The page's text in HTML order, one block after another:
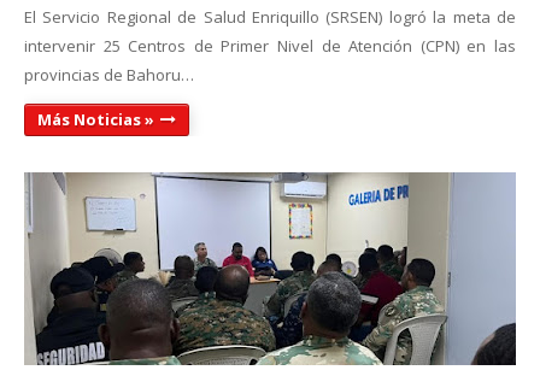
El Servicio Regional de Salud Enriquillo (SRSEN) logró la meta de
intervenir 25 Centros de Primer Nivel de Atención (CPN) en las
provincias de Bahoru…
Más Noticias »